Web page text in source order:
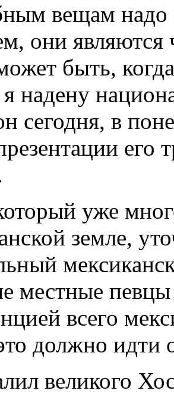
вещам надо
они
быть,
надену
сегодня, в
его
уже
земле,
местные
всего
должно идти
великого